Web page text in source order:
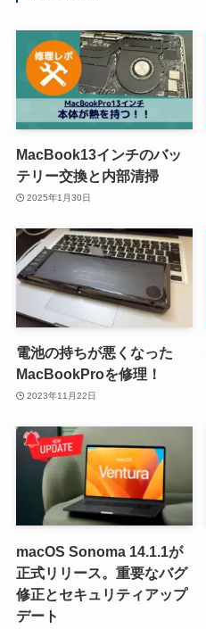
MacBook13インチのバッ
テリー交換と内部清掃
2025年1月30日
電池の持ちが悪くなった
MacBookProを修理！
2023年11月22日
macOS Sonoma 14.1.1が
正式リリース。重要なバグ
修正とセキュリティアップ
デート